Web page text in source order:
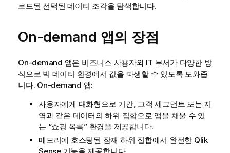
로드된 선택된 데이터 조각을 탐색합니다.
On-demand 앱의 장점
On-demand 앱은 비즈니스 사용자와 IT 부서가 다양한 방
식으로 빅 데이터 환경에서 값을 파생할 수 있도록 도와줍
니다. On-demand 앱:
사용자에게 대화형으로 기간, 고객 세그먼트 또는 지
역과 같은 데이터의 하위 집합으로 앱을 채울 수 있
는 “쇼핑 목록” 환경을 제공합니다.
메모리에 호스팅된 잠재 하위 집합에서 완전한 Qlik